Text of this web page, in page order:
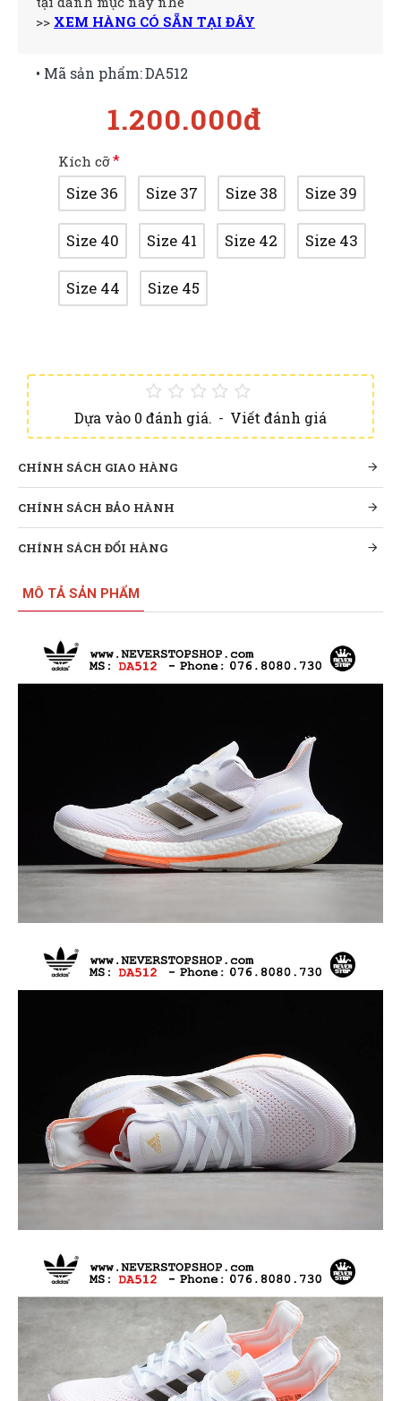
>> XEM HÀNG CÓ SẴN TẠI ĐÂY
Dựa vào 0 đánh giá. - Viết đánh giá
1.200.000đ
• Mã sản phẩm:DA512
Kích cỡ
Size 36 Size 37 Size 38 Size 39
Size 40 Size 41 Size 42 Size 43
Size 44 Size 45
CHÍNH SÁCH GIAO HÀNG
CHÍNH SÁCH BẢO HÀNH
CHÍNH SÁCH ĐỔI HÀNG
MÔ TẢ SẢN PHẨM